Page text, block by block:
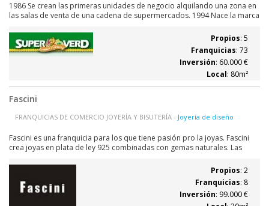
1986 Se crean las primeras unidades de negocio alquilando una zona en
las salas de venta de una cadena de supermercados. 1994 Nace la marca
trasladan a locales dedicados exclusivamente a la venta de frutas y
verduras. 1997...
Propios: 5
Franquicias: 73
Inversión: 60.000 €
Local: 80m²
Fascini
FRANQUICIAS DE COMERCIO JOYERÍA Y BISUTERÍA - Joyería de diseño
Fascini es una franquicia para los que tiene pasión pro la joyas. Fascini
crea joyas en plata de ley 925 combinadas con gemas naturales. Las
ley moldea el alma de cada diseño dándole una personalidad única.
Propios: 2
Franquicias: 8
Inversión: 99.000 €